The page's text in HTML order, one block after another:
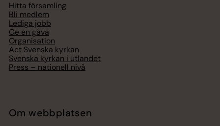
Hitta församling
Bli medlem
Lediga jobb
Ge en gåva
Organisation
Act Svenska kyrkan
Svenska kyrkan i utlandet
Press – nationell nivå
Om webbplatsen